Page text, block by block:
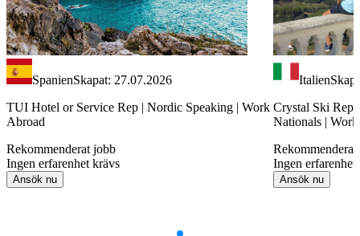
SpanienSkapat: 27.07.2026
TUI Hotel or Service Rep | Nordic Speaking | Work
Abroad
Rekommenderat jobb
Ingen erfarenhet krävs
Ansök nu
Italien
Crystal Ski Rep
Nationals |
Ingen erfarenhet
Ansök nu